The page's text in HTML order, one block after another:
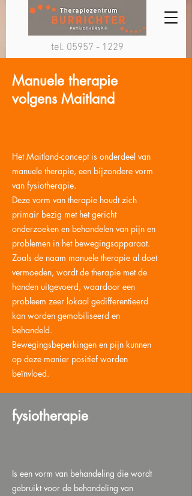
tel. 05957 - 1229
Manuele therapie
volgens Maitland
Het Maitland-concept is onderdeel van
manuele therapie, een bijzondere vorm
van fysiotherapie.
Deze vorm van therapie houdt zich
primair bezig met het gericht
onderzoeken en behandelen van pijn en
problemen in het bewegingsapparaat.
Zoals de naam manuele therapie al doet
vermoeden, wordt de therapie met de
handen uitgevoerd, waardoor een
probleem zeer lokaal gedifferentieerd
kan worden gemobiliseerd en
behandeld.
Bewegingsbeperkingen en pijn kunnen
op deze manier positief worden
beïnvloed.
fysiotherapie
Is een vorm van behandeling die wordt
gebruikt voor de behandeling van